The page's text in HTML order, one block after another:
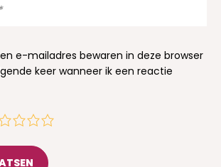
e-mailadres bewaren in deze browser
keer wanneer ik een reactie
4
3
2